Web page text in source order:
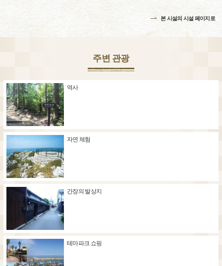
본 시설의 시설 페이지로
주변 관광
역사
자연 체험
간장의 발상지
테마파크 쇼핑